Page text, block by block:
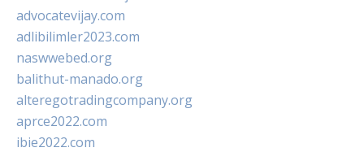
advocatevijay.com
adlibilimler2023.com
naswwebed.org
balithut-manado.org
alteregotradingcompany.org
aprce2022.com
ibie2022.com